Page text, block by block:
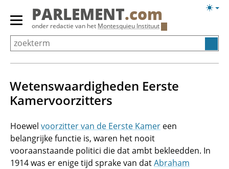
Overslaan
Primair
menu
tonen/verbergen
PARLEMENT.com
onder redactie van het Montesquieu Instituut
Wetenswaardigheden Eerste
Kamervoorzitters
Hoewel voorzitter van de Eerste Kamer een
belangrijke functie is, waren het nooit
vooraanstaande politici die dat ambt bekleedden. In
1914 was er enige tijd sprake van datAbraham